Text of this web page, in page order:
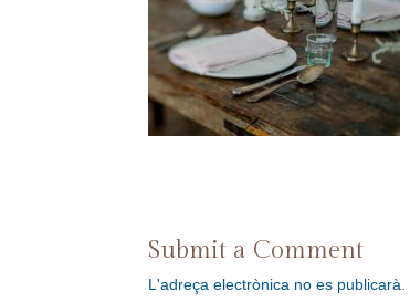
Submit a Comment
L'adreça electrònica no es publicarà.